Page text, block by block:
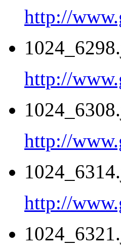
http://
http://
http://
http://